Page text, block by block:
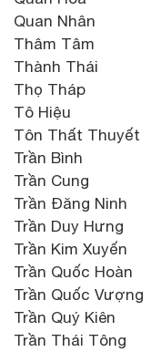
Quan Nhân
Thâm Tâm
Thành Thái
Thọ Tháp
Tô Hiệu
Tôn Thất Thuyết
Trần Bình
Trần Cung
Trần Đăng Ninh
Trần Duy Hưng
Trần Kim Xuyến
Trần Quốc Hoàn
Trần Quốc Vượng
Trần Quý Kiên
Trần Thái Tông